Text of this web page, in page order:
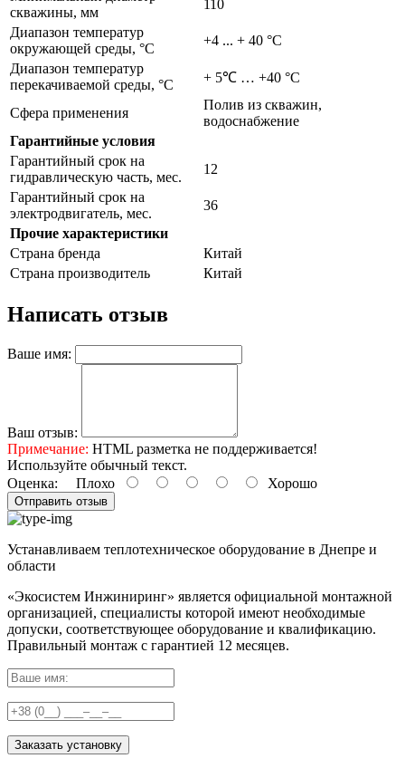
скважины, мм
110
Диапазон температур
окружающей среды, °С
+4 ... + 40 °C
Диапазон температур
перекачиваемой среды, °С
+ 5℃ … +40 °С
Сфера применения
Полив из скважин,
водоснабжение
Гарантийные условия
Гарантийный срок на
гидравлическую часть, мес.
12
Гарантийный срок на
электродвигатель, мес.
36
Прочие характеристики
Страна бренда
Китай
Страна производитель
Китай
Написать отзыв
Ваше имя:
Ваш отзыв:
Примечание: HTML разметка не поддерживается!
Используйте обычный текст.
Оценка: Плохо Хорошо
Отправить отзыв
Устанавливаем теплотехническое оборудование в Днепре и
области
«Экосистем Инжиниринг» является официальной монтажной
организацией, специалисты которой имеют необходимые
допуски, соответствующее оборудование и квалификацию.
Правильный монтаж с гарантией 12 месяцев.
Заказать установку